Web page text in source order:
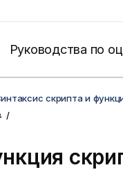
Руководства по
скрипта и